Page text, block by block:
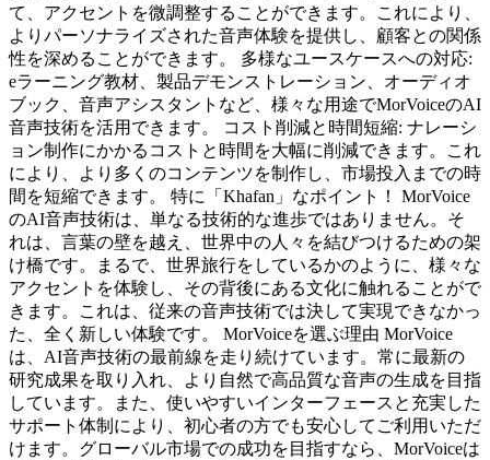
て、アクセントを微調整することができます。これにより、
よりパーソナライズされた音声体験を提供し、顧客との関係
性を深めることができます。 多様なユースケースへの対応:
eラーニング教材、製品デモンストレーション、オーディオ
ブック、音声アシスタントなど、様々な用途でMorVoiceのAI
音声技術を活用できます。 コスト削減と時間短縮: ナレーシ
ョン制作にかかるコストと時間を大幅に削減できます。これ
により、より多くのコンテンツを制作し、市場投入までの時
間を短縮できます。 特に「Khafan」なポイント！ MorVoice
のAI音声技術は、単なる技術的な進歩ではありません。そ
れは、言葉の壁を越え、世界中の人々を結びつけるための架
け橋です。まるで、世界旅行をしているかのように、様々な
アクセントを体験し、その背後にある文化に触れることがで
きます。これは、従来の音声技術では決して実現できなかっ
た、全く新しい体験です。 MorVoiceを選ぶ理由 MorVoice
は、AI音声技術の最前線を走り続けています。常に最新の
研究成果を取り入れ、より自然で高品質な音声の生成を目指
しています。また、使いやすいインターフェースと充実した
サポート体制により、初心者の方でも安心してご利用いただ
けます。グローバル市場での成功を目指すなら、MorVoiceは